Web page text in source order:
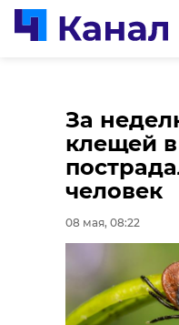
За
клещей
человек
08 мая, 08:22
с
прошла
поездка
08 мая, 06:52
В
упал в
погиб
08 мая, 06:24